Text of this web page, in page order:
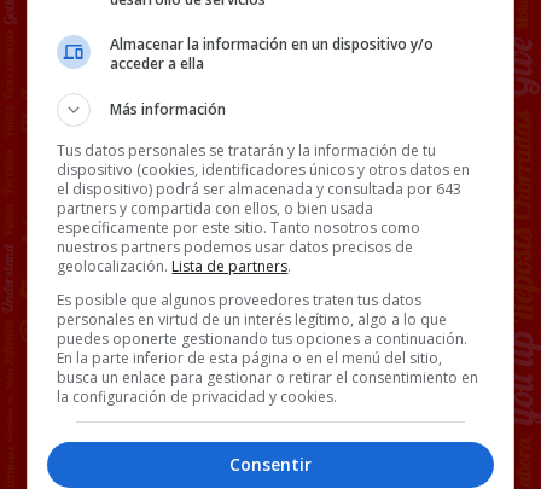
Almacenar la información en un dispositivo y/o
acceder a ella
Más información
Tus datos personales se tratarán y la información de tu
dispositivo (cookies, identificadores únicos y otros datos en
el dispositivo) podrá ser almacenada y consultada por 643
partners y compartida con ellos, o bien usada
específicamente por este sitio. Tanto nosotros como
nuestros partners podemos usar datos precisos de
geolocalización. Lista de partners.
Es posible que algunos proveedores traten tus datos
personales en virtud de un interés legítimo, algo a lo que
puedes oponerte gestionando tus opciones a continuación.
En la parte inferior de esta página o en el menú del sitio,
busca un enlace para gestionar o retirar el consentimiento en
la configuración de privacidad y cookies.
Consentir